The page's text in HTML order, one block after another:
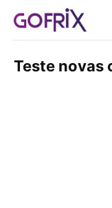
Teste novas